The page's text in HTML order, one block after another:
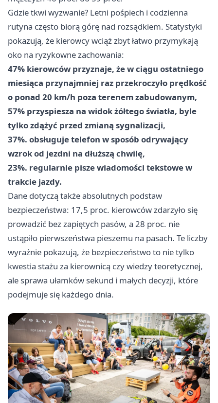
Gdzie tkwi wyzwanie? Letni pośpiech i codzienna
rutyna często biorą górę nad rozsądkiem. Statystyki
pokazują, że kierowcy wciąż zbyt łatwo przymykają
oko na ryzykowne zachowania:
47% kierowców przyznaje, że w ciągu ostatniego
miesiąca przynajmniej raz przekroczyło prędkość
o ponad 20 km/h poza terenem zabudowanym,
57% przyspiesza na widok żółtego światła, byle
tylko zdążyć przed zmianą sygnalizacji,
37%. obsługuje telefon w sposób odrywający
wzrok od jezdni na dłuższą chwilę,
23%. regularnie pisze wiadomości tekstowe w
trakcie jazdy.
Dane dotyczą także absolutnych podstaw
bezpieczeństwa: 17,5 proc. kierowców zdarzyło się
prowadzić bez zapiętych pasów, a 28 proc. nie
ustąpiło pierwszeństwa pieszemu na pasach. Te liczby
wyraźnie pokazują, że bezpieczeństwo to nie tylko
kwestia stażu za kierownicą czy wiedzy teoretycznej,
ale sprawa ułamków sekund i małych decyzji, które
podejmuje się każdego dnia.